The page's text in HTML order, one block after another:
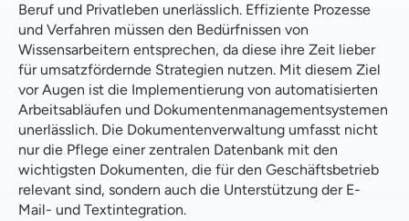
Beruf und Privatleben unerlässlich. Effiziente Prozesse
und Verfahren müssen den Bedürfnissen von
Wissensarbeitern entsprechen, da diese ihre Zeit lieber
für umsatzfördernde Strategien nutzen. Mit diesem Ziel
vor Augen ist die Implementierung von automatisierten
Arbeitsabläufen und Dokumentenmanagementsystemen
unerlässlich. Die Dokumentenverwaltung umfasst nicht
nur die Pflege einer zentralen Datenbank mit den
wichtigsten Dokumenten, die für den Geschäftsbetrieb
relevant sind, sondern auch die Unterstützung der E-
Mail- und Textintegration.